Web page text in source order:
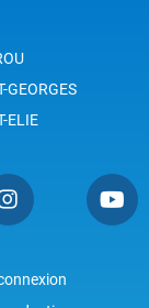
GEORGES
ELIE